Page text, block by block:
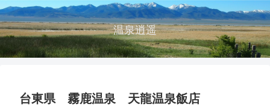
温泉逍遥
台東県 霧鹿温泉 天龍温泉飯店